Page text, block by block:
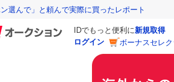
選んで」と頼んで実際に買ったレポート
IDでもっと便利に新規取得
ログイン
ボーナスセレ